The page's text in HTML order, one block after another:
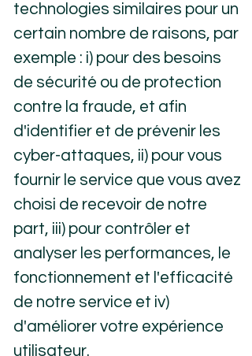
technologies similaires pour un
certain nombre de raisons, par
exemple : i) pour des besoins
de sécurité ou de protection
contre la fraude, et afin
d'identifier et de prévenir les
cyber-attaques, ii) pour vous
fournir le service que vous avez
choisi de recevoir de notre
part, iii) pour contrôler et
analyser les performances, le
fonctionnement et l'efficacité
de notre service et iv)
d'améliorer votre expérience
utilisateur.